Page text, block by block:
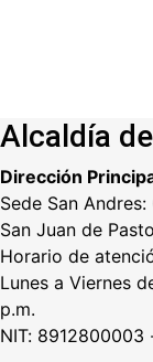
Alcaldía
Dirección
Sede San
San Juan de
Horario de
Lunes a Viernes
p.m.
NIT: 8912800003